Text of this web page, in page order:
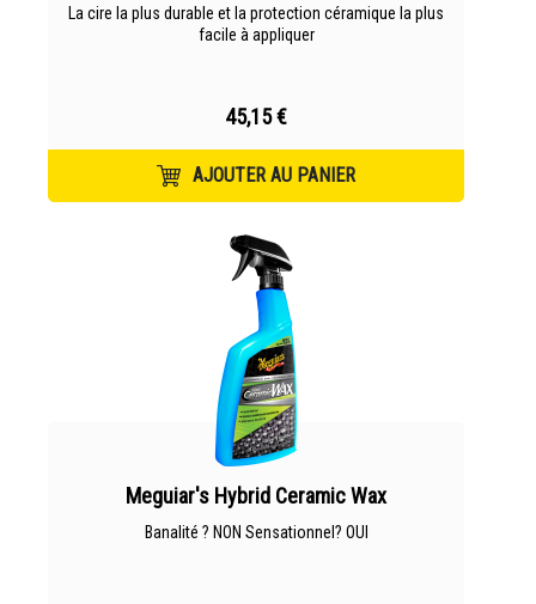
La cire la plus durable et la protection céramique la plus
facile à appliquer
45,15 €
AJOUTER AU PANIER
Meguiar's Hybrid Ceramic Wax
Banalité ? NON Sensationnel? OUI